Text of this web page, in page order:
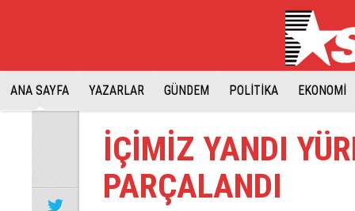
ANA SAYFA YAZARLAR GÜNDEM POLİTİKA EKONOMİ
İÇİMİZ YANDI
PARÇALANDI